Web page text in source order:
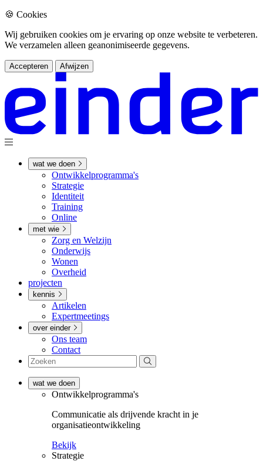
🍪 Cookies
Wij gebruiken cookies om je ervaring op onze website te verbeteren.
We verzamelen alleen geanonimiseerde gegevens.
Accepteren Afwijzen
wat we doen
Ontwikkel­­programma's
Strategie
Identiteit
Training
Online
met wie
Zorg en Welzijn
Onderwijs
Wonen
Overheid
projecten
kennis
Artikelen
Expertmeetings
over einder
Ons team
Contact
wat we doen
Ontwikkel­­programma's
Communicatie als drijvende kracht in je
organisatieontwikkeling
Bekijk
Strategie